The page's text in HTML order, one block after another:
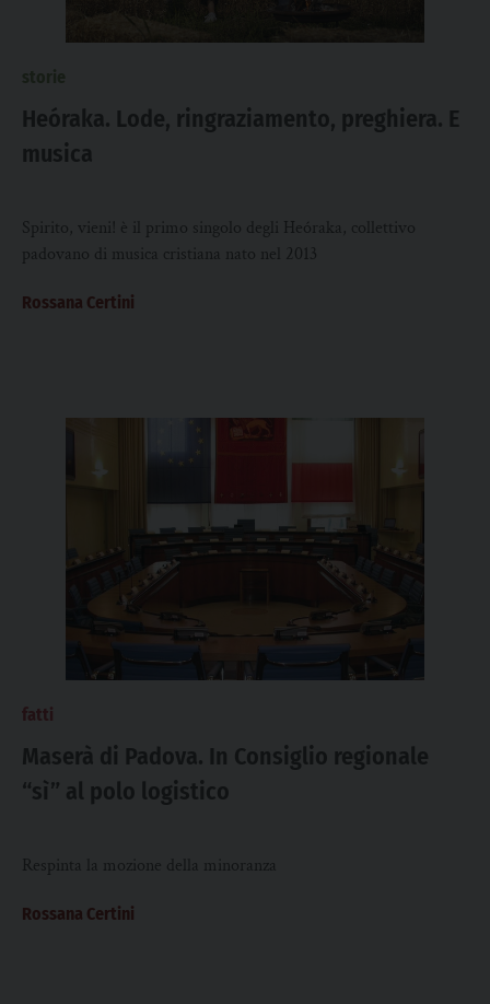
Heóraka. Lode, ringraziamento, preghiera. E
musica
Spirito, vieni! è il primo singolo degli Heóraka, collettivo
padovano di musica cristiana nato nel 2013
Rossana Certini
fatti
Maserà di Padova. In Consiglio regionale
“sì” al polo logistico
Respinta la mozione della minoranza
Rossana Certini